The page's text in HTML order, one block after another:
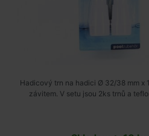
Hadicový trn na hadici Ø 32/38 mm x
závitem. V setu jsou 2ks trnů a